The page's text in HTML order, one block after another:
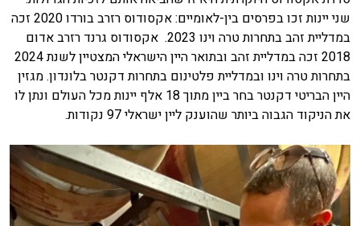
שני יינות זכו בפרסים בין-לאומיים: אקסודוס רזרב בורדו 2020 זכה
במדליית זהב בתחרות טרה וינו 2023. אקסודוס גרנד רזרב אדום
2018 זכה במדליית זהב ובתואר היין הישראלי המצטיין לשנת 2024
בתחרות טרה וינו ובמדליית פלטינום בתחרות דקנטר בלונדון. מגזין
היין הבריטי דקנטר בחר ביין מתוך 18 אלף יינות מכל העולם ונתן לו
את הניקוד הגבוה ביותר שהוענק ליין ישראלי 97 נקודות.